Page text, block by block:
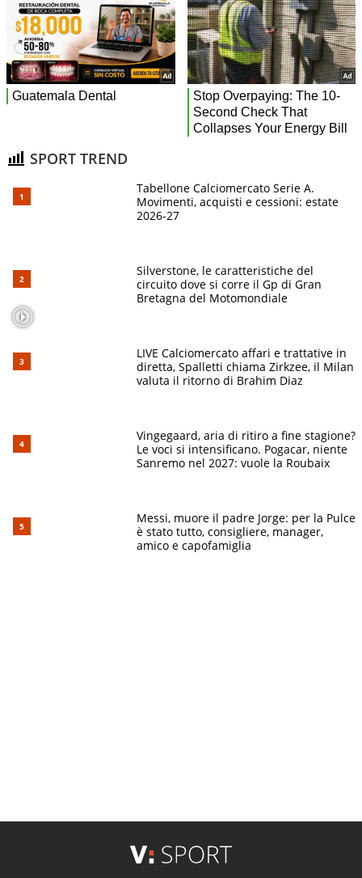
SPORT TREND
Tabellone Calciomercato Serie A.
Movimenti, acquisti e cessioni: estate
2026-27
Silverstone, le caratteristiche del
circuito dove si corre il Gp di Gran
Bretagna del Motomondiale
LIVE Calciomercato affari e trattative in
diretta, Spalletti chiama Zirkzee, il Milan
valuta il ritorno di Brahim Diaz
Vingegaard, aria di ritiro a fine stagione?
Le voci si intensificano. Pogacar, niente
Sanremo nel 2027: vuole la Roubaix
Messi, muore il padre Jorge: per la Pulce
è stato tutto, consigliere, manager,
amico e capofamiglia